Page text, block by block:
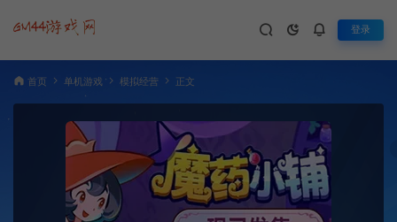
登录
首页 单机游戏 模拟经营 正文